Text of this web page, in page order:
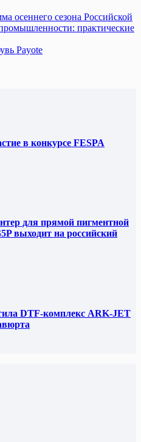
осеннего сезона Российской
практические
Payote
в конкурсе FESPA
для прямой пигментной
выходит на российский
DTF-комплекс ARK-JET